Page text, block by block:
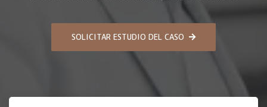
SOLICITAR ESTUDIO DEL CASO